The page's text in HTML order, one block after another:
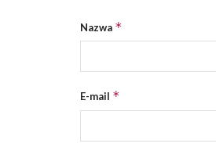
Nazwa *
E-mail *